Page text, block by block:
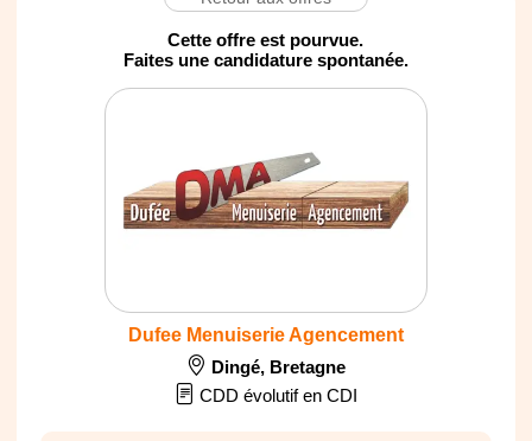
Cette offre est pourvue.
Faites une candidature spontanée.
Dufee Menuiserie Agencement
Dingé, Bretagne
CDD évolutif en CDI